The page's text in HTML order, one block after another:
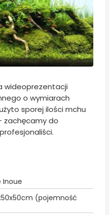
wideoprezentacji
o wymiarach
sporej ilości mchu
zachęcamy do
Inoue
(pojemność